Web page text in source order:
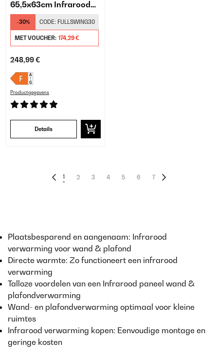
65,5x63cm Infrarood
Paneel Wit
-30% CODE: FULLSWING30
MET VOUCHER: 174,29 €
248,99 €
Productgegevens
Details
1 2 3 4 5 6 7
Plaatsbesparend en aangenaam: Infrarood
verwarming voor wand & plafond
Directe warmte: Zo functioneert een infrarood
verwarming
Talloze voordelen van een Infrarood paneel wand &
plafondverwarming
Wand- en plafondverwarming optimaal voor kleine
ruimtes
Infrarood verwarming kopen: Eenvoudige montage en
geringe kosten